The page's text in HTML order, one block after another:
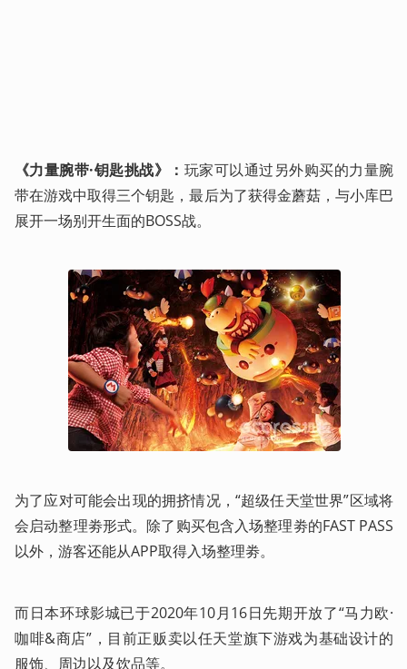
《力量腕带·钥匙挑战》： 玩家可以通过另外购买的力量腕
带在游戏中取得三个钥匙，最后为了获得金蘑菇，与小库巴
展开一场别开生面的BOSS战。
为了应对可能会出现的拥挤情况，“超级任天堂世界”区域将
会启动整理劵形式。除了购买包含入场整理劵的FAST PASS
以外，游客还能从APP取得入场整理劵。
而日本环球影城已于2020年10月16日先期开放了“马力欧·
咖啡&商店”，目前正贩卖以任天堂旗下游戏为基础设计的
服饰、周边以及饮品等。